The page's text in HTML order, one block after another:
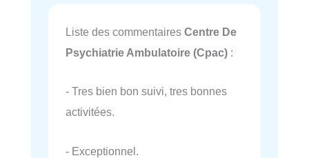
Liste des commentaires Centre De
Psychiatrie Ambulatoire (Cpac) :
- Tres bien bon suivi, tres bonnes
activitées.
- Exceptionnel.